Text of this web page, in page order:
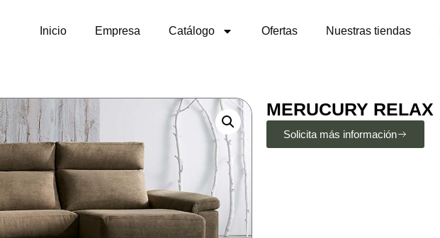
Inicio Empresa Catálogo Ofertas Nuestras tiendas
MERUCURY RELAX
Solicita más información